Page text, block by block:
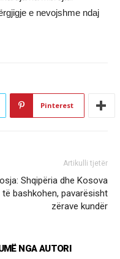
e nevojshme ndaj
Pinterest
Artikulli tjetër
Shqipëria dhe Kosova
të bashkohen, pavarësisht
zërave kundër
NGA AUTORI